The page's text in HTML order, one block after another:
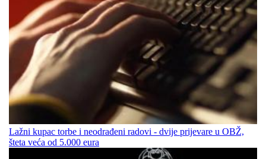
Lažni kupac torbe i neodrađeni radovi - dvije prijevare u OBŽ,
šteta veća od 5.000 eura